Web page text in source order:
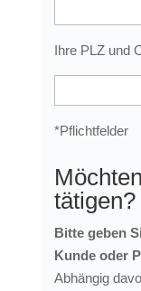
Ihre PLZ und
*Pflichtfelder
tätigen?
Bitte geben
Kunde oder
Abhängig